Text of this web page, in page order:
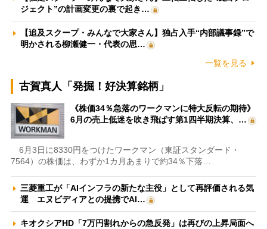
ジェクト”の計画変更の裏で起き…
【追及スクープ・みんなで大家さん】独占入手“内部議事録”で
明かされる柳瀬健一・代表の思…
一覧を見る
古賀真人「発掘！好決算銘柄」
《株価34％急落のワークマンに特大反転の期待》
6月の売上低迷を吹き飛ばす第1四半期決算、…
6月3日に8330円をつけたワークマン（東証スタンダード・
7564）の株価は、わずか1カ月あまりで約34％下落…
三菱重工が「AIインフラの新たな主役」として再評価される気
運 エヌビディアとの提携でAI…
キオクシアHD「7万円割れからの急反発」は再びの上昇局面へ